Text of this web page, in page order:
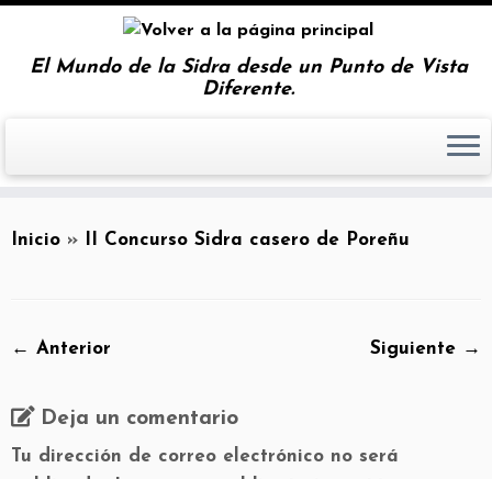
El Mundo de la Sidra desde un Punto de Vista
Diferente.
Inicio » II Concurso Sidra casero de Poreñu
← Anterior Siguiente →
Deja un comentario
Tu dirección de correo electrónico no será